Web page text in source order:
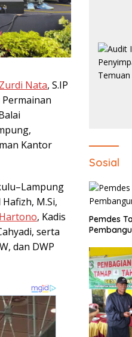
Nata, S.IP
Kantor
M.Si,
Hartono, Kadis
serta
dan DWP
Sosial
Pemdes